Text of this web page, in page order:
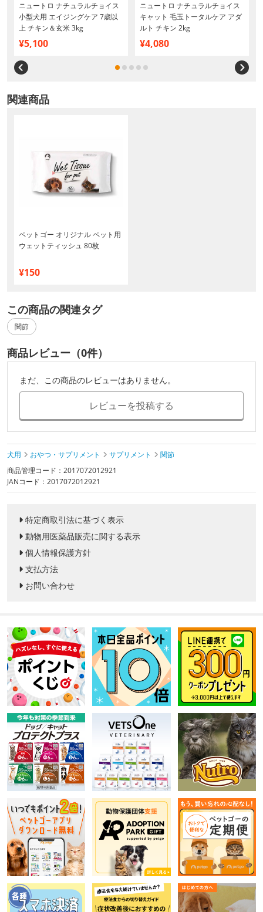
ニュートロ ナチュラルチョイス
小型犬用 エイジングケア 7歳以
上 チキン＆玄米 3kg
¥5,100
ニュートロ ナチュラルチョイス
キャット 毛玉トータルケア アダ
ルト チキン 2kg
¥4,080
関連商品
ペットゴー オリジナル ペット用
ウェットティッシュ 80枚
¥150
この商品の関連タグ
関節
商品レビュー（0件）
まだ、この商品のレビューはありません。
レビューを投稿する
犬用 おやつ・サプリメント サプリメント
関節
商品管理コード：2017072012921
JANコード：2017072012921
特定商取引法に基づく表示
動物用医薬品販売に関する表示
個人情報保護方針
支払方法
お問い合わせ